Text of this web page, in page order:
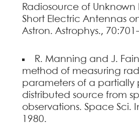
Radiosource of
Short Electric Antennas
Astron. Astrophys.,
R. Manning and J.
method of measuring
parameters of a partially
distributed source from
observations. Space Sci.
1980.